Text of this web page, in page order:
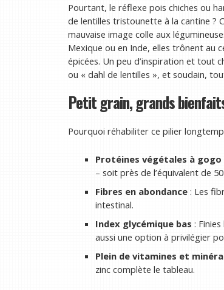
Pourtant, le réflexe pois chiches ou
de lentilles tristounette à la cantine ?
mauvaise image colle aux
Mexique ou en Inde, elles trônent au
épicées. Un peu d’inspiration et tout
ou « dahl de lentilles », et soudain,
Petit grain, grands
Pourquoi réhabiliter ce pilier
Protéines végétales à gogo
– soit près de l’équivalent de
Fibres en abondance: Les
intestinal.
Index glycémique bas :
aussi une option à privilégier
Plein de vitamines et
zinc complète le tableau.